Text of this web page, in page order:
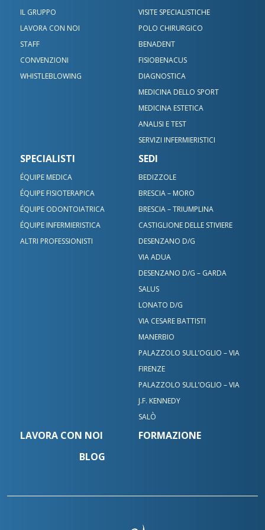
IL GRUPPO
LAVORA CON NOI
STAFF
CONVENZIONI
WHISTLEBLOWING
VISITE SPECIALISTICHE
POLO CHIRURGICO
BENADENT
FISIOBENACUS
DIAGNOSTICA
MEDICINA DELLO SPORT
MEDICINA ESTETICA
ANALISI E TEST
SERVIZI INFERMIERISTICI
SPECIALISTI
ÉQUIPE MEDICA
ÉQUIPE FISIOTERAPICA
ÉQUIPE ODONTOIATRICA
ÉQUIPE INFERMIERISTICA
ALTRI PROFESSIONISTI
SEDI
BEDIZZOLE
BRESCIA – MORO
BRESCIA – TRIUMPLINA
CASTIGLIONE DELLE STIVIERE
DESENZANO D/G
VIA ADUA
DESENZANO D/G – GARDA
SALUS
LONATO D/G
VIA CESARE BATTISTI
MANERBIO
PALAZZOLO SULL’OGLIO – VIA
FIRENZE
PALAZZOLO SULL’OGLIO – VIA
J.F. KENNEDY
SALÒ
LAVORA CON NOI
FORMAZIONE
BLOG